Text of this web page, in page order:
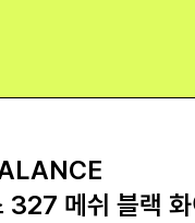
327 메쉬 블랙